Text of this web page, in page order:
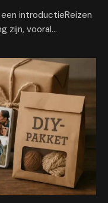
introductieReizen
zijn, vooral…